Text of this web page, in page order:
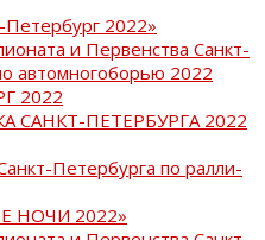
Петербург 2022»
и Первенства Санкт-
автомногоборью 2022
2022
САНКТ-ПЕТЕРБУРГА 2022
Петербурга по ралли-
НОЧИ 2022»